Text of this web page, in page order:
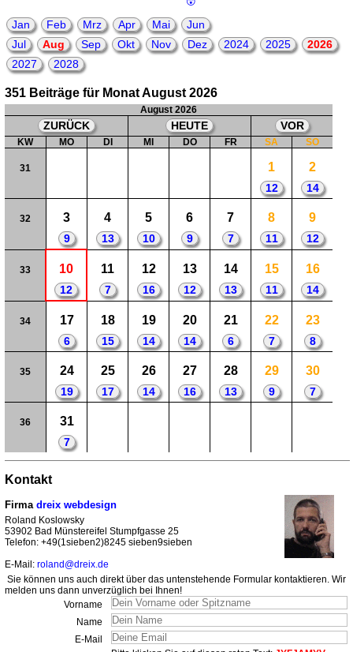
Jan Feb Mrz Apr Mai
Jun
Jul
Aug Sep Okt Nov Dez 2024 2025
2026
2027
2028
351 Beiträge für Monat August 2026
August 2026
ZURÜCK HEUTE VOR
KW MO DI MI DO FR SA SO
31 1
12
2
14
32 3
9
4
13
5
10
6
9
7
7
8
11
9
12
33 10
12
11
7
12
16
13
12
14
13
15
11
16
14
34 17
6
18
15
19
14
20
14
21
6
22
7
23
8
35 24
19
25
17
26
14
27
16
28
13
29
9
30
7
36 31
7
Kontakt
Firma dreix webdesign
Roland Koslowsky
53902 Bad Münstereifel Stumpfgasse 25
Telefon: +49(1sieben2)8245 sieben9sieben
E-Mail: roland@dreix.de
Sie können uns auch direkt über das untenstehende Formular kontaktieren. Wir
melden uns dann unverzüglich bei Ihnen!
Vorname
Name
E-Mail